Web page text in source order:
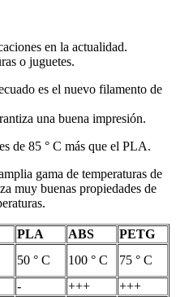
en la actualidad.
o juguetes.
es el nuevo filamento de
una buena impresión.
de 85 ° C más que el PLA.
gama de temperaturas de
muy buenas propiedades de
PLA ABS
PETG
50 ° C 100 ° C
75 ° C
- +++
+++